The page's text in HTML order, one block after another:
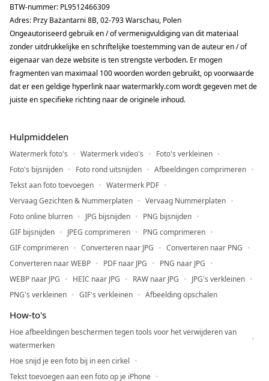
BTW-nummer: PL9512466309
Adres: Przy Bażantarni 8B, 02-793 Warschau, Polen
Ongeautoriseerd gebruik en / of vermenigvuldiging van dit materiaal
zonder uitdrukkelijke en schriftelijke toestemming van de auteur en / of
eigenaar van deze website is ten strengste verboden. Er mogen
fragmenten van maximaal 100 woorden worden gebruikt, op voorwaarde
dat er een geldige hyperlink naar watermarkly.com wordt gegeven met de
juiste en specifieke richting naar de originele inhoud.
Hulpmiddelen
Watermerk foto's Watermerk video's
Foto's verkleinen
Foto's bijsnijden
Foto rond uitsnijden
Afbeeldingen comprimeren
Tekst aan foto toevoegen
Watermerk PDF
Vervaag Gezichten & Nummerplaten
Vervaag Nummerplaten
Foto online blurren
JPG bijsnijden
PNG bijsnijden
GIF bijsnijden
JPEG comprimeren
PNG comprimeren
GIF comprimeren
Converteren naar JPG
Converteren naar PNG
Converteren naar WEBP
PDF naar JPG
PNG naar JPG
WEBP naar JPG
HEIC naar JPG RAW naar JPG
JPG's verkleinen
PNG's verkleinen
GIF's verkleinen Afbeelding opschalen
How-to's
Hoe afbeeldingen beschermen tegen tools voor het verwijderen van
watermerken
Hoe snijd je een foto bij in een cirkel
Tekst toevoegen aan een foto op je iPhone